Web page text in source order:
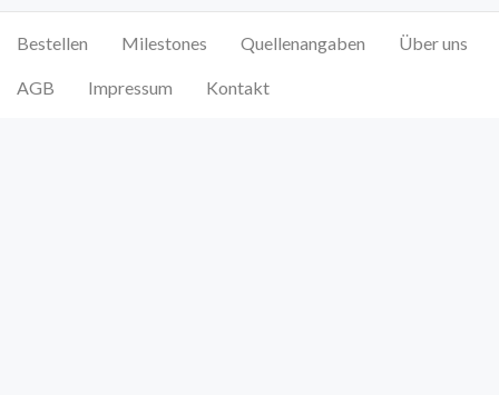
Bestellen Milestones Quellenangaben Über uns
AGB Impressum Kontakt